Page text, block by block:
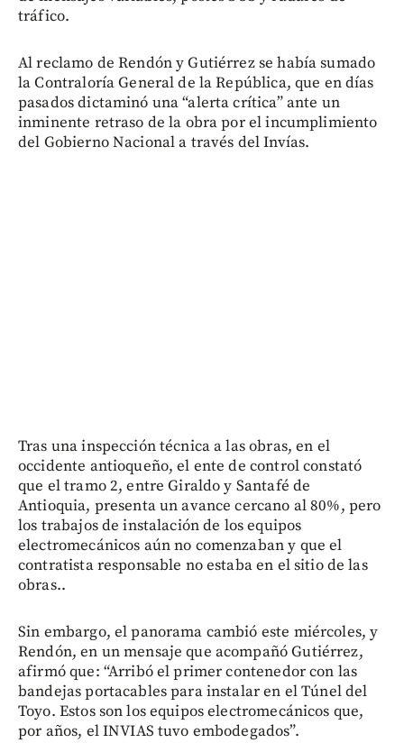
tráfico.
Al reclamo de Rendón y Gutiérrez se había sumado
la Contraloría General de la República, que en días
pasados dictaminó una “alerta crítica” ante un
inminente retraso de la obra por el incumplimiento
del Gobierno Nacional a través del Invías.
Tras una inspección técnica a las obras, en el
occidente antioqueño, el ente de control constató
que el tramo 2, entre Giraldo y Santafé de
Antioquia, presenta un avance cercano al 80%, pero
los trabajos de instalación de los equipos
electromecánicos aún no comenzaban y que el
contratista responsable no estaba en el sitio de las
obras..
Sin embargo, el panorama cambió este miércoles, y
Rendón, en un mensaje que acompañó Gutiérrez,
afirmó que: “Arribó el primer contenedor con las
bandejas portacables para instalar en el Túnel del
Toyo. Estos son los equipos electromecánicos que,
por años, el INVIAS tuvo embodegados”.